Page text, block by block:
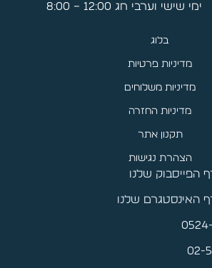
ימי שישי וערבי חג 12:00 – 8:00
בלוג
מדיניות פרטיות
מדיניות משלוחים
מדיניות החזרה
תקנון אתר
הצהרת נגישות
הפייסבוק שלנו
האינסטגרם שלנו
02-